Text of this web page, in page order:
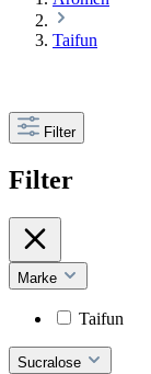
Taifun
Filter
Filter
Marke
Taifun
Sucralose